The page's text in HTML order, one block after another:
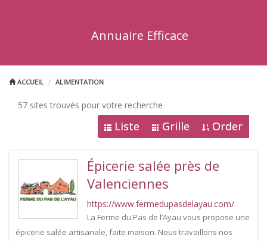
Annuaire Efficace
ACCUEIL ALIMENTATION
57 sites trouvés pour votre recherche
Liste Grille Order
Épicerie salée près de
Valenciennes
https://www.fermedupasdelayau.com/
La Ferme du Pas de l’Ayau vous propose une
épicerie salée artisanale, faite maison. Nous travaillons nos